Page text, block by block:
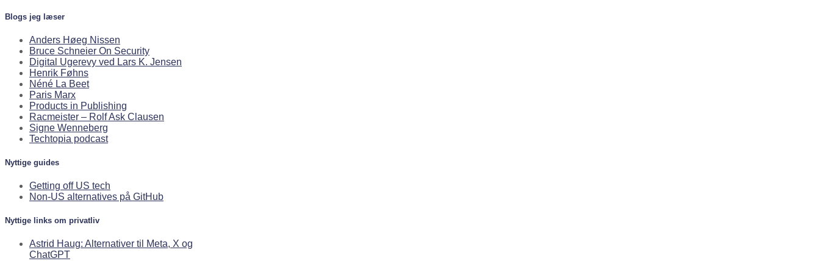
Blogs jeg læser
Anders Høeg Nissen
Bruce Schneier On Security
Digital Ugerevy ved Lars K. Jensen
Henrik Føhns
Néné La Beet
Paris Marx
Products in Publishing
Racmeister – Rolf Ask Clausen
Signe Wenneberg
Techtopia podcast
Nyttige guides
Getting off US tech
Non-US alternatives på GitHub
Nyttige links om privatliv
Astrid Haug: Alternativer til Meta, X og
ChatGPT